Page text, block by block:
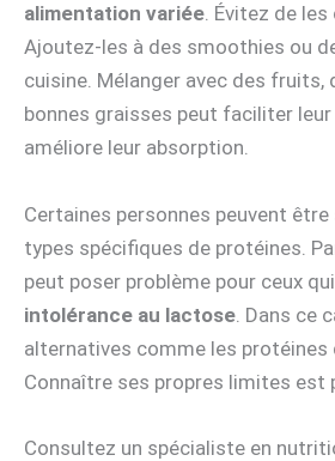
alimentation variée. Évitez de
Ajoutez-les à des smoothies ou
cuisine. Mélanger avec des fruits,
bonnes graisses peut faciliter
améliore leur absorption.
Certaines personnes peuvent être
types spécifiques de protéines.
peut poser problème pour ceux
intolérance au lactose . Dans ce
alternatives comme les protéines
Connaître ses propres limites est
Consultez un spécialiste en